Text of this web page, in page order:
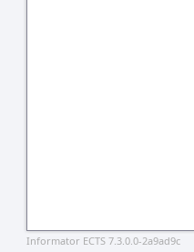
Informator ECTS 7.3.0.0-2a9ad9c